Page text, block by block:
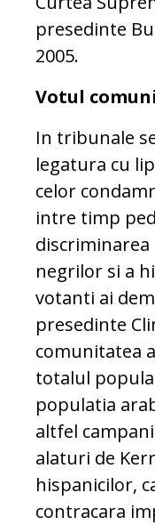
presedinte
2005.
Votul
In tribunale
legatura cu
celor
intre timp
discriminarea
negrilor si a
votanti ai
presedinte
comunitatea
totalul
populatia
altfel
alaturi de
hispanicilor,
contracara